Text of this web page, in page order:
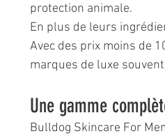
protection animale.
En plus de leurs
Avec des prix moins de
marques de luxe
Une gamme
Bulldog Skincare For